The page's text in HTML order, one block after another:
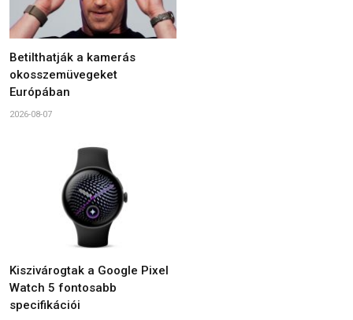
Betilthatják a kamerás
okosszemüvegeket
Európában
2026-08-07
Kiszivárogtak a Google Pixel
Watch 5 fontosabb
specifikációi